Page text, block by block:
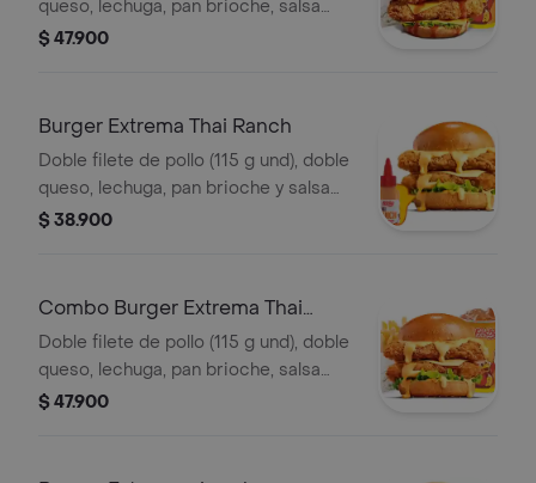
queso, lechuga, pan brioche, salsa
Polynesian beach, francesa mediana
$ 47.900
Burger Extrema Thai Ranch
Doble filete de pollo (115 g und), doble
queso, lechuga, pan brioche y salsa
Thai ranch
$ 38.900
Combo Burger Extrema Thai
Ranch
Doble filete de pollo (115 g und), doble
queso, lechuga, pan brioche, salsa
Thai ranch, francesa mediana (60 g) y
$ 47.900